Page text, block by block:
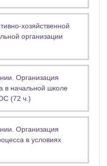
хозяйственной
организации
Организация
в начальной школе
(72 ч.)
Организация
в условиях